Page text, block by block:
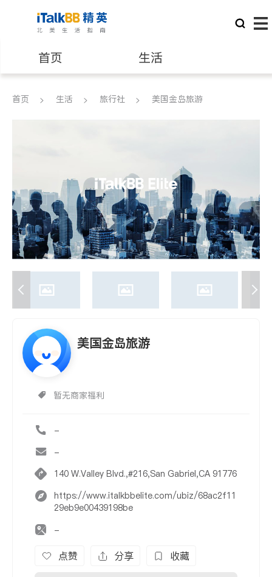
首页 生活
医生 律师
养老 非盈利组织
首页 生活 旅行社 美国金岛旅游
美国金岛旅游
暂无商家福利
-
-
140 W.Valley Blvd.,#216,San Gabriel,CA 91776
https://www.italkbbelite.com/ubiz/68ac2f11
29eb9e00439198be
-
点赞 分享 收藏